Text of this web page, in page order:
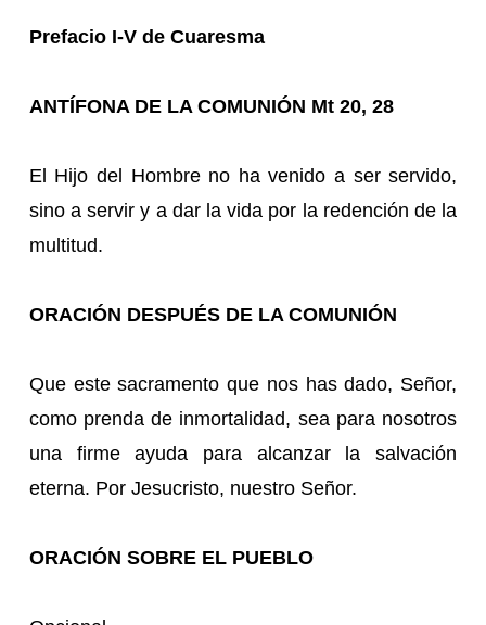
Prefacio I-V de Cuaresma
ANTÍFONA DE LA COMUNIÓN Mt 20, 28
El Hijo del Hombre no ha venido a ser servido,
sino a servir y a dar la vida por la redención de la
multitud.
ORACIÓN DESPUÉS DE LA COMUNIÓN
Que este sacramento que nos has dado, Señor,
como prenda de inmortalidad, sea para nosotros
una firme ayuda para alcanzar la salvación
eterna. Por Jesucristo, nuestro Señor.
ORACIÓN SOBRE EL PUEBLO